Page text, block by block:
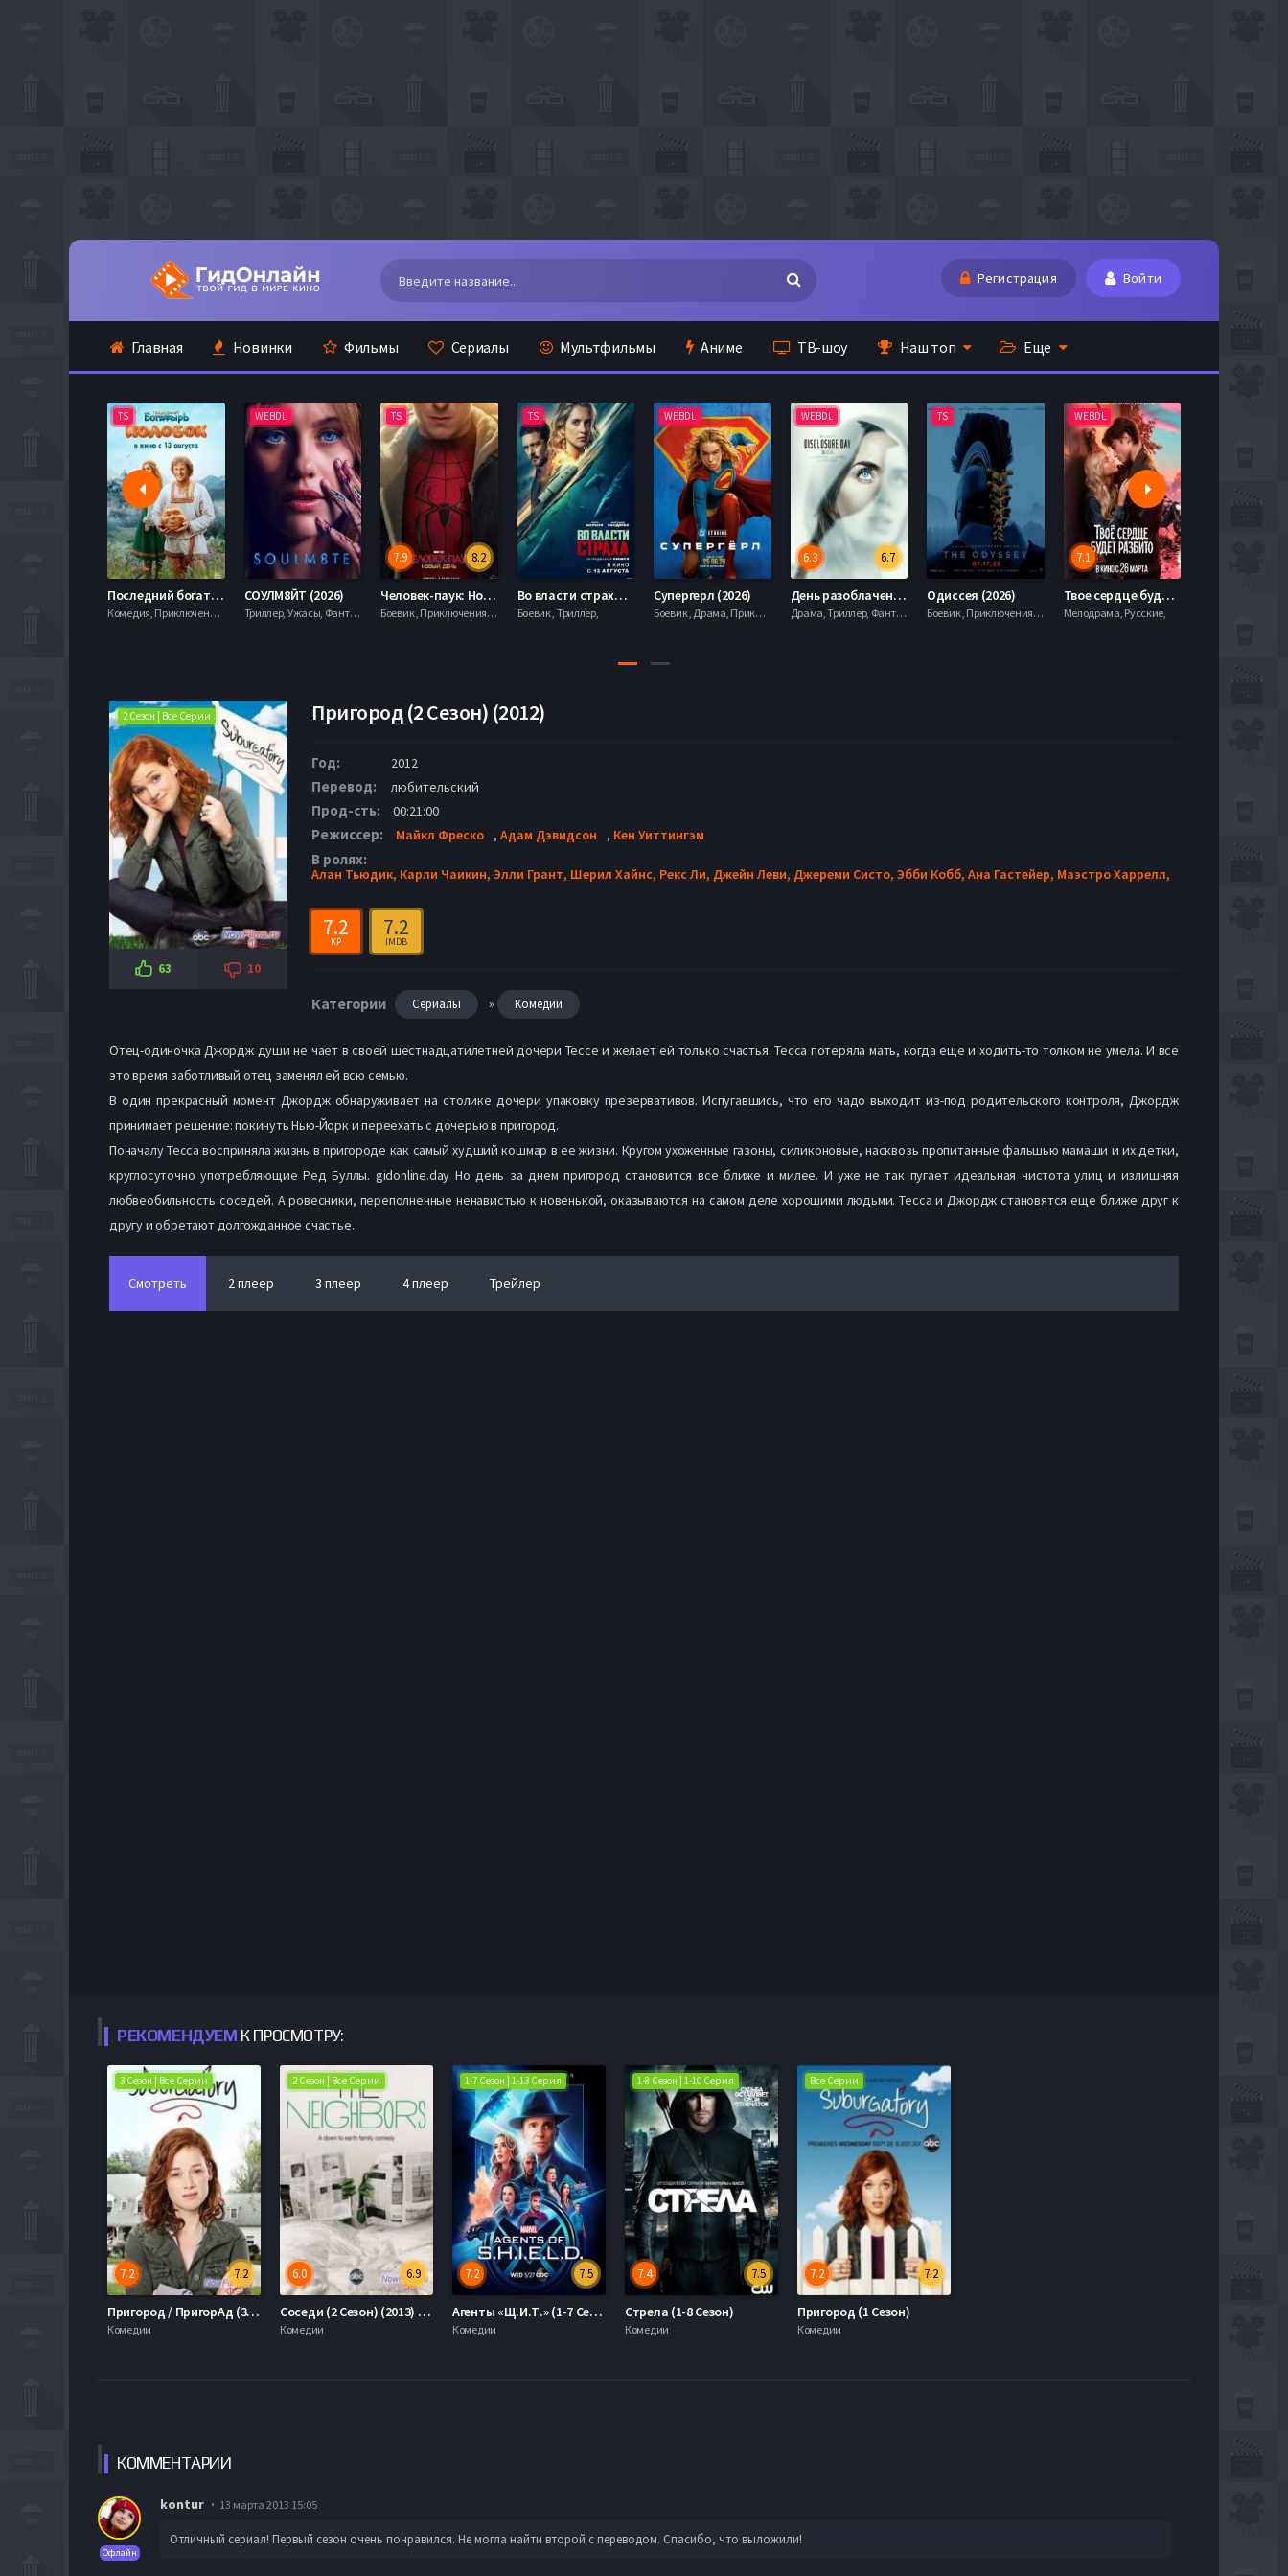
Регистрация Войти
Главная Новинки Фильмы Сериалы Мультфильмы Аниме ТВ-шоу Наш топ Еще
TS
Последний богатырь. Колобок (2026)
Комедия, Приключения, Фэнтези,
WEBDL
СОУЛМ8ЙТ (2026)
Триллер, Ужасы, Фантастика,
TS
8.2
7.9
Человек-паук: Новый день (2026)
Боевик , Приключения, Фантастика, Фэнтези,
TS
Во власти страха (2026)
Боевик , Триллер,
WEBDL
Супергерл (2026)
Боевик , Драма, Приключения, Фантастика,
WEBDL
6.7
6.3
День разоблачения (2026)
Драма, Триллер, Фантастика,
TS
Одиссея (2026)
Боевик , Приключения, Фэнтези,
WEBDL
7.1
Твое сердце будет разбито (2026)
Мелодрама, Русские,
2 Сезон | Все Серии
63 10
Пригород (2 Сезон) (2012)
Год: 2012
Перевод: любительский
Прод-сть: 00:21:00
Режиссер: Майкл Фреско , Адам Дэвидсон , Кен Уиттингэм
В ролях:
Алан Тьюдик, Карли Чаикин, Элли Грант, Шерил Хайнс, Рекс Ли, Джейн Леви, Джереми Систо, Эбби Кобб, Ана Гастейер, Маэстро Харрелл,
7.2
KP
7.2
IMDB
Категории Сериалы » Комедии
Отец-одиночка Джордж души не чает в своей шестнадцатилетней дочери Тессе и желает ей только счастья. Тесса потеряла мать, когда еще и ходить-то толком не умела. И все
это время заботливый отец заменял ей всю семью.
В один прекрасный момент Джордж обнаруживает на столике дочери упаковку презервативов. Испугавшись, что его чадо выходит из-под родительского контроля, Джордж
принимает решение: покинуть Нью-Йорк и переехать с дочерью в пригород.
Поначалу Тесса восприняла жизнь в пригороде как самый худший кошмар в ее жизни. Кругом ухоженные газоны, силиконовые, насквозь пропитанные фальшью мамаши и их детки,
круглосуточно употребляющие Ред Буллы. gidonline.day Но день за днем пригород становится все ближе и милее. И уже не так пугает идеальная чистота улиц и излишняя
любвеобильность соседей. А ровесники, переполненные ненавистью к новенькой, оказываются на самом деле хорошими людьми. Тесса и Джордж становятся еще ближе друг к
другу и обретают долгожданное счастье.
Смотреть 2 плеер 3 плеер 4 плеер Трейлер
РЕКОМЕНДУЕМ К ПРОСМОТРУ:
3 Сезон | Все Серии
7.2
7.2
Пригород / ПригорАд (3 Сезон) (2014)
Комедии
2 Сезон | Все Серии
6.9
6.0
Соседи (2 Сезон) (2013) Все Серии
Комедии
1-7 Сезон | 1-13 Серия
7.5
7.2
Агенты «Щ.И.Т.» (1-7 Сезон)
Комедии
1-8 Сезон | 1-10 Серия
7.5
7.4
Стрела (1-8 Сезон)
Комедии
Все Серии
7.2
7.2
Пригород (1 Сезон)
Комедии
КОММЕНТАРИИ
Офлайн
kontur 13 марта 2013 15:05
Отличный сериал! Первый сезон очень понравился. Не могла найти второй с переводом. Спасибо, что выложили!